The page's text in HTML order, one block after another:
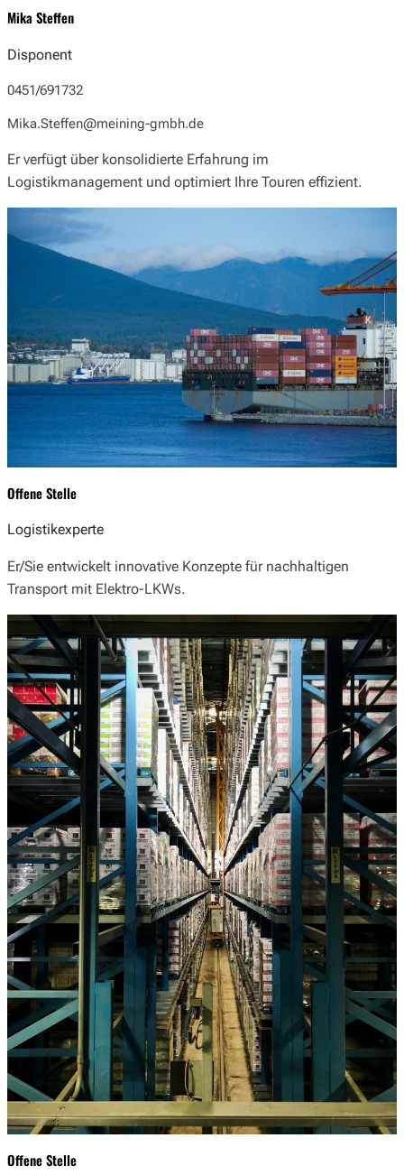
Mika Steffen
Disponent
0451/691732
Mika.Steffen@meining-gmbh.de
Er verfügt über konsolidierte Erfahrung im
Logistikmanagement und optimiert Ihre Touren effizient.
Offene Stelle
Logistikexperte
Er/Sie entwickelt innovative Konzepte für nachhaltigen
Transport mit Elektro-LKWs.
Offene Stelle